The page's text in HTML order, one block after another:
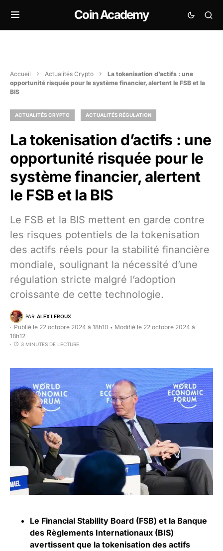
Coin Academy
Accueil Actualités Crypto
La tokenisation d’actifs : une
opportunité risquée pour le système financier, alertent le FSB et la
BIS
ACTUALITÉS CRYPTO ACTUALITÉS RÉGULATION
La tokenisation d’actifs : une
opportunité risquée pour le
système financier, alertent
le FSB et la BIS
Le FSB et la BIS mettent en garde contre
les risques potentiels de la tokenisation
des actifs réels pour la stabilité financière
mondiale, soulignant la nécessité d’une
régulation stricte malgré l’adoption
croissante de cette technologie.
PAR ALEX LEROUX
Publié le 22 octobre 2024 à 18h10 • Modifié le 22 octobre 2024 à
18h12
3 MINUTES DE LECTURE
Le Financial Stability Board (FSB) et la Banque
des Règlements Internationaux (BIS)
avertissent que la tokenisation des actifs